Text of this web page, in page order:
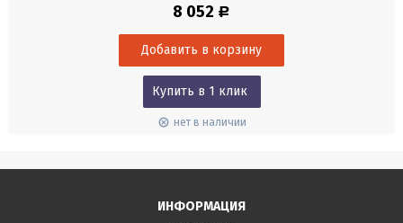
8 052 Р
Купить в 1 клик
нет в наличии
ИНФОРМАЦИЯ